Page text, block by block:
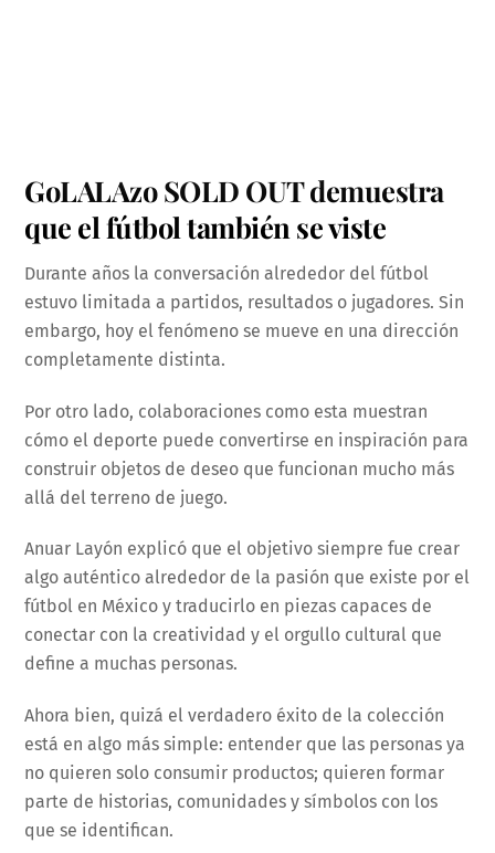
GoLALAzo SOLD OUT demuestra
que el fútbol también se viste
Durante años la conversación alrededor del fútbol
estuvo limitada a partidos, resultados o jugadores. Sin
embargo, hoy el fenómeno se mueve en una dirección
completamente distinta.
Por otro lado, colaboraciones como esta muestran
cómo el deporte puede convertirse en inspiración para
construir objetos de deseo que funcionan mucho más
allá del terreno de juego.
Anuar Layón explicó que el objetivo siempre fue crear
algo auténtico alrededor de la pasión que existe por el
fútbol en México y traducirlo en piezas capaces de
conectar con la creatividad y el orgullo cultural que
define a muchas personas.
Ahora bien, quizá el verdadero éxito de la colección
está en algo más simple: entender que las personas ya
no quieren solo consumir productos; quieren formar
parte de historias, comunidades y símbolos con los
que se identifican.